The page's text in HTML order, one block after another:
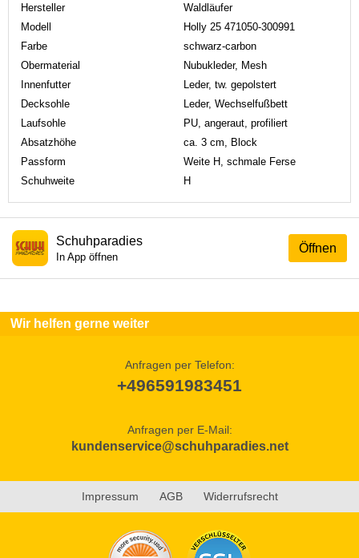
Hersteller
Waldläufer
Modell
Holly 25 471050-300991
Farbe
schwarz-carbon
Obermaterial
Nubukleder, Mesh
Innenfutter
Leder, tw. gepolstert
Decksohle
Leder, Wechselfußbett
Laufsohle
PU, angeraut, profiliert
Absatzhöhe
ca. 3 cm, Block
Passform
Weite H, schmale Ferse
Schuhweite
H
Öffnen
Schuhparadies
In App öffnen
Wir helfen gerne weiter
Anfragen per Telefon:
+496591983451
Anfragen per E-Mail:
kundenservice@schuhparadies.net
Impressum AGB Widerrufsrecht